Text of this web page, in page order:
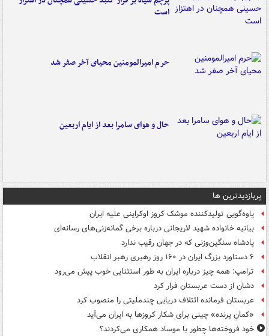
است
حرم امیرالمومنین محیای آخر صفر شد
حال و هوای سامرا بعد از ایام اربعین
پربازدیدترین ها
یاوه‌گویی تولیدکننده موشک کروز اوکراینی علیه ایران
بیانیه خانواده شهید لاریجانی درباره برخی گمانه‌زنی‌های رسانه‌ای
پادشاه سنگین‌وزنی که در جهان رقیب ندارد
۶ دستاورد بزرگ ایران در ۱۶۰ روز رهبری رهبر انقلاب
ترامپ: همه چیز درباره ایران به طور استثنایی خوب پیش می‌رود
دشان از دست عربستان فرار کرد
عربستان فرمانده ائتلاف دریایی چندملیتی را منصوب کرد
«کمانِ پرنده» چینی برای شکار کروزها به ایران می‌آید
خود فروخته‌ها چطور با موساد همکاری می‌کردند؟